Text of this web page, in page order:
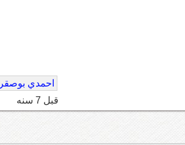
احمدي
قبل 7 سنه